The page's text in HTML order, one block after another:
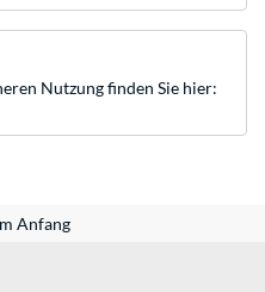
Nutzung finden Sie hier:
Anfang